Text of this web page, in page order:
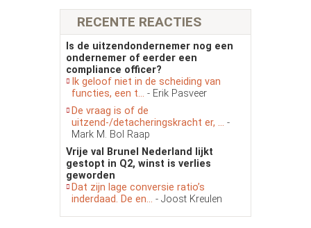
RECENTE REACTIES
Is de uitzendondernemer nog een
ondernemer of eerder een
compliance officer?
Ik geloof niet in de scheiding van
functies, een t... - Erik Pasveer
De vraag is of de
uitzend-/detacheringskracht er, ... -
Mark M. Bol Raap
Vrije val Brunel Nederland lijkt
gestopt in Q2, winst is verlies
geworden
Dat zijn lage conversie ratio’s
inderdaad. De en... - Joost Kreulen